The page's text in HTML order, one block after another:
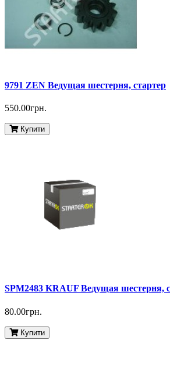
9791 ZEN Ведущая шестерня, стартер
550.00грн.
Купити
SPM2483 KRAUF Ведущая шестерня,
80.00грн.
Купити